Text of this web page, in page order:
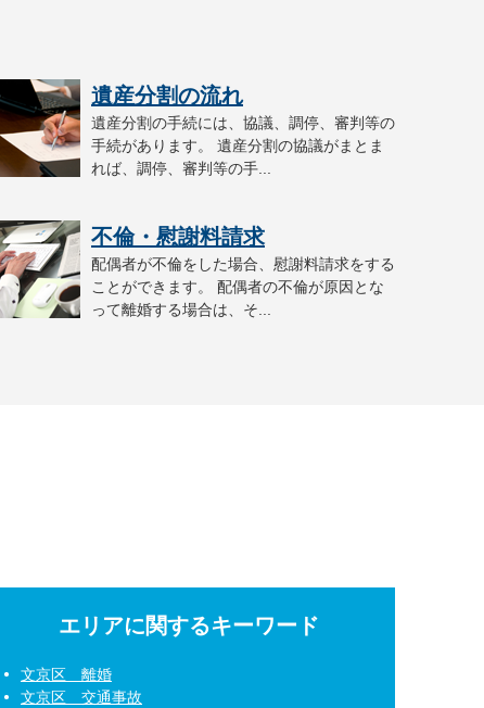
遺産分割の流れ
遺産分割の手続には、協議、調停、審判等の
手続があります。 遺産分割の協議がまとま
れば、調停、審判等の手...
不倫・慰謝料請求
配偶者が不倫をした場合、慰謝料請求をする
ことができます。 配偶者の不倫が原因とな
って離婚する場合は、そ...
エリアに関するキーワード
文京区 離婚
文京区 交通事故